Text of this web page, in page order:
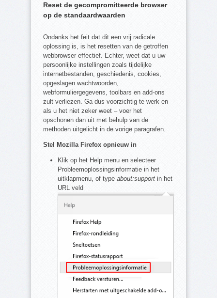
Reset de gecompromitteerde browser
op de standaardwaarden
Ondanks het feit dat dit een vrij radicale
oplossing is, is het resetten van de getroffen
webbrowser effectief. Echter, weet dat u uw
persoonlijke instellingen zoals tijdelijke
internetbestanden, geschiedenis, cookies,
opgeslagen wachtwoorden,
webformuliergegevens, toolbars en add-ons
zult verliezen. Ga dus voorzichtig te werk en
als u het niet zeker weet – voer het
opschonen dan uit met behulp van de
methoden uitgelicht in de vorige paragrafen.
Stel Mozilla Firefox opnieuw in
Klik op het Help menu en selecteer
Probleemoplossingsinformatie in het
uitklapmenu, of type about:support in het
URL veld